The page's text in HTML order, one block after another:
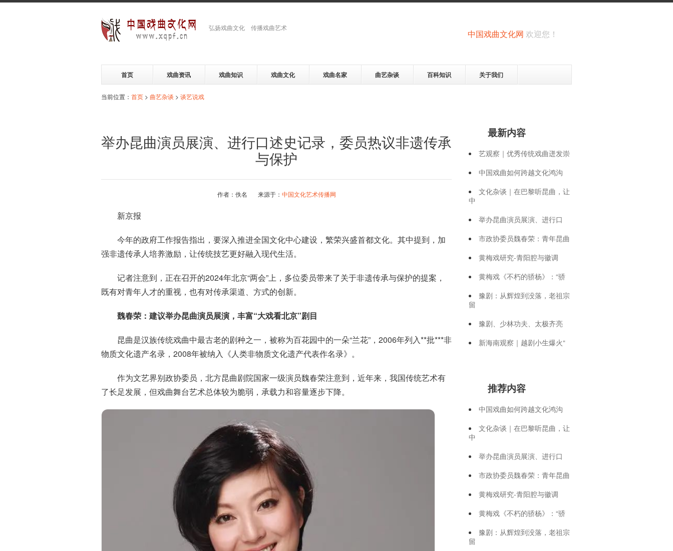
弘扬戏曲文化 传播戏曲艺术
中国戏曲文化网 欢迎您！
首页 戏曲资讯 戏曲知识 戏曲文化 戏曲名家 曲艺杂谈 百科知识 关于我们
当前位置： 首页 > 曲艺杂谈 > 谈艺说戏
举办昆曲演员展演、进行口述史记录，委员热议非遗传承
与保护
作者：佚名 来源于： 中国文化艺术传播网
新京报
今年的政府工作报告指出，要深入推进全国文化中心建设，繁荣兴盛首都文化。其中提到，加
强非遗传承人培养激励，让传统技艺更好融入现代生活。
记者注意到，正在召开的2024年北京“两会”上，多位委员带来了关于非遗传承与保护的提案，
既有对青年人才的重视，也有对传承渠道、方式的创新。
魏春荣：建议举办昆曲演员展演，丰富“大戏看北京”剧目
昆曲是汉族传统戏曲中最古老的剧种之一，被称为百花园中的一朵“兰花”，2006年列入**批***非
物质文化遗产名录，2008年被纳入《人类非物质文化遗产代表作名录》。
作为文艺界别政协委员，北方昆曲剧院国家一级演员魏春荣注意到，近年来，我国传统艺术有
了长足发展，但戏曲舞台艺术总体较为脆弱，承载力和容量逐步下降。
最新内容
艺观察｜优秀传统戏曲迸发崇
中国戏曲如何跨越文化鸿沟
文化杂谈｜在巴黎听昆曲，让
中
举办昆曲演员展演、进行口
市政协委员魏春荣：青年昆曲
黄梅戏研究-青阳腔与徽调
黄梅戏《不朽的骄杨》：“骄
豫剧：从辉煌到没落，老祖宗
留
豫剧、少林功夫、太极齐亮
新海南观察｜越剧小生爆火“
推荐内容
中国戏曲如何跨越文化鸿沟
文化杂谈｜在巴黎听昆曲，让
中
举办昆曲演员展演、进行口
市政协委员魏春荣：青年昆曲
黄梅戏研究-青阳腔与徽调
黄梅戏《不朽的骄杨》：“骄
豫剧：从辉煌到没落，老祖宗
留